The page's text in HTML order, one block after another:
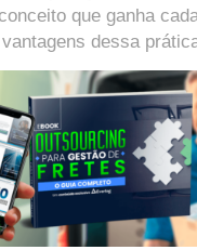
que ganha
dessa